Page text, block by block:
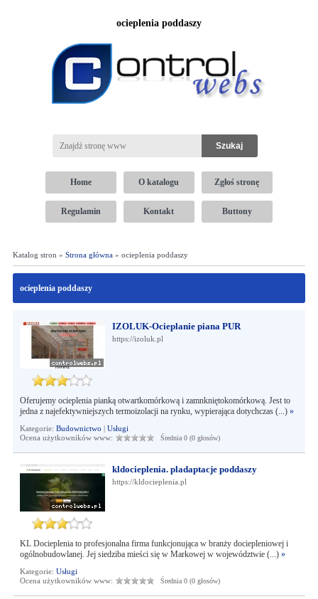
ocieplenia poddaszy
Home O katalogu Zgłoś stronę
Regulamin Kontakt Buttony
Katalog stron » Strona główna» ocieplenia poddaszy
ocieplenia poddaszy
IZOLUK-Ocieplanie piana PUR
https://izoluk.pl
Oferujemy ocieplenia pianką otwartkomórkową i zamnkniętokomórkową. Jest to
jedna z najefektywniejszych termoizolacji na rynku, wypierająca dotychczas (...) »
Kategorie: Budownictwo | Usługi
Ocena użytkowników www:
Średnia 0 (0 głosów)
kldocieplenia. pladaptacje poddaszy
https://kldocieplenia.pl
KL Docieplenia to profesjonalna firma funkcjonująca w branży dociepleniowej i
ogólnobudowlanej. Jej siedziba mieści się w Markowej w województwie (...) »
Kategorie: Usługi
Ocena użytkowników www:
Średnia 0 (0 głosów)